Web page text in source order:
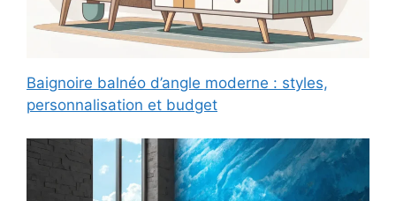
Baignoire balnéo d’angle moderne : styles,
personnalisation et budget